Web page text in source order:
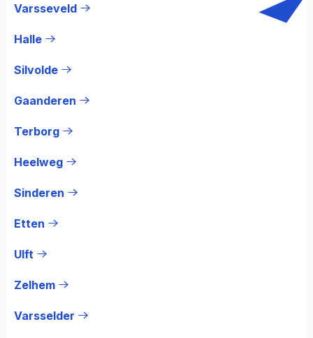
Varsseveld
Halle
Silvolde
Gaanderen
Terborg
Heelweg
Sinderen
Etten
Ulft
Zelhem
Varsselder